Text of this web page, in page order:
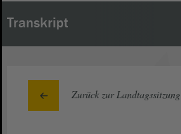
Transkript
Zurück zur Landtagssitzung